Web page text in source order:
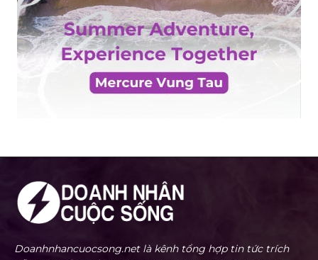
Doanhnhancuocsong.net là kênh tổng hợp tin tức trích